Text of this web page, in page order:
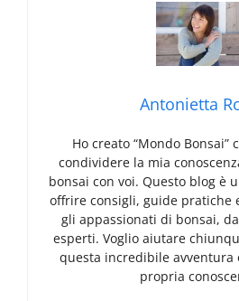
Antonietta
Ho creato “Mondo Bonsai”
condividere la mia
bonsai con voi. Questo blog è
offrire consigli, guide pratiche
gli appassionati di bonsai,
esperti. Voglio aiutare
questa incredibile avventura
propria